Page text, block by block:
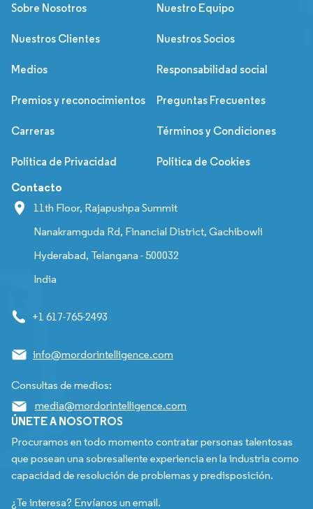
Sobre Nosotros
Nuestro Equipo
Nuestros Clientes Nuestros Socios
Medios Responsabilidad social
Premios y reconocimientos Preguntas Frecuentes
Carreras Términos y Condiciones
Política de Privacidad Política de Cookies
Contacto
11th Floor, Rajapushpa Summit
Nanakramguda Rd, Financial District, Gachibowli
Hyderabad, Telangana - 500032
India
+1 617-765-2493
info@mordorintelligence.com
Consultas de medios:
media@mordorintelligence.com
ÚNETE A NOSOTROS
Procuramos en todo momento contratar personas talentosas
que posean una sobresaliente experiencia en la industria como
capacidad de resolución de problemas y predisposición.
¿Te interesa? Envíanos un email.